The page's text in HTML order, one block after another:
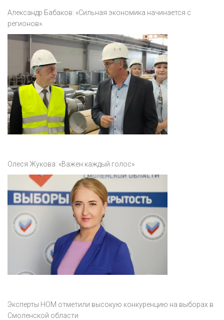
Александр Бабаков: «Сильная экономика начинается с
регионов».
Олеся Жукова: «Важен каждый голос»
Эксперты НОМ отметили высокую конкуренцию на выборах в
Смоленской области